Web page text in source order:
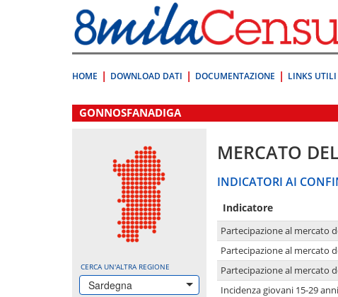
direttamente
a:
Contenuto
HOME DOWNLOAD DATI DOCUMENTAZIONE LINKS UTILI
.
GONNOSFANADIGA
CERCA UN'ALTRA REGIONE
Sardegna
MERCATO
INDICATORI AI
Indicatore
Partecipazione al mercato
Partecipazione al mercato
Partecipazione al mercato
Incidenza giovani 15-29